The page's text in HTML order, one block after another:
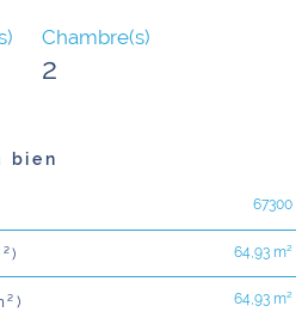
Chambre(s)
2
bien
67300
64,93 m²
64,93 m²